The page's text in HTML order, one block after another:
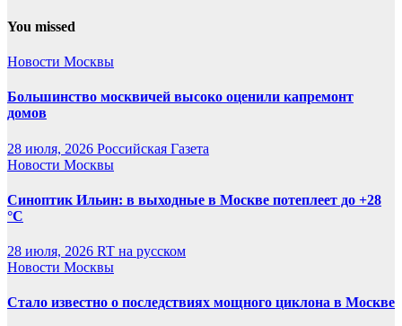
You missed
Новости Москвы
Большинство москвичей высоко оценили капремонт
домов
28 июля, 2026 Российская Газета
Новости Москвы
Синоптик Ильин: в выходные в Москве потеплеет до +28
°C
28 июля, 2026 RT на русском
Новости Москвы
Стало известно о последствиях мощного циклона в Москве